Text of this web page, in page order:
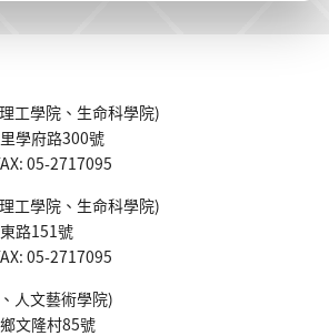
工學院、生命科學院)
學府路300號
05-2717095
工學院、生命科學院)
路151號
05-2717095
人文藝術學院)
文隆村85號